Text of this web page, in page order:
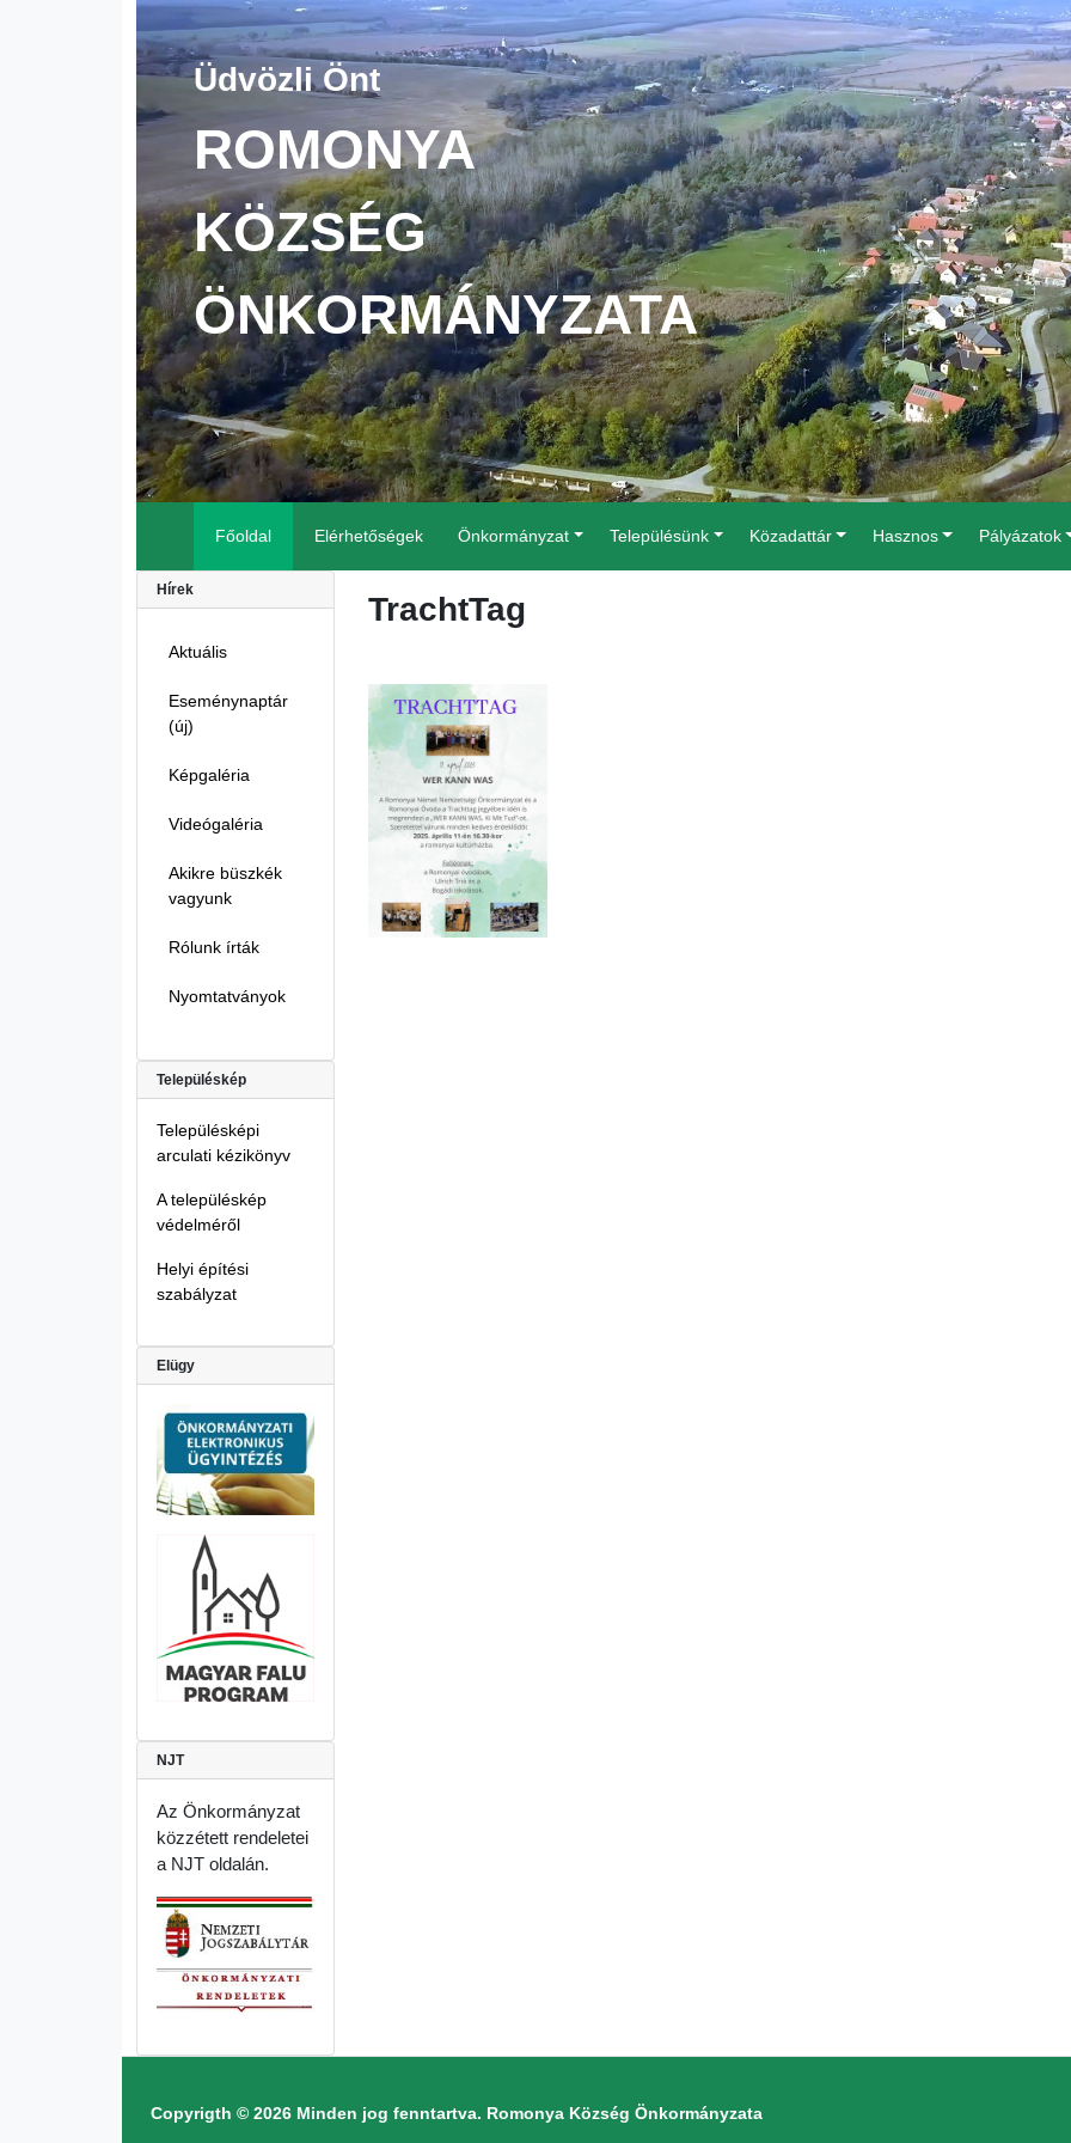
Üdvözli Önt
ROMONYA
KÖZSÉG
ÖNKORMÁNYZATA
Főoldal Elérhetőségek Önkormányzat Településünk Közadattár Hasznos Pályázatok
Hírek
Aktuális
Eseménynaptár
(új)
Képgaléria
Videógaléria
Akikre büszkék
vagyunk
Rólunk írták
Nyomtatványok
Településkép
Településképi
arculati kézikönyv
A településkép
védelméről
Helyi építési
szabályzat
Elügy
NJT
Az Önkormányzat
közzétett rendeletei
a NJT oldalán.
TrachtTag
Copyrigth © 2026 Minden jog fenntartva. Romonya Község Önkormányzata